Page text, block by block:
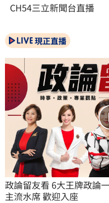
CH54三立新聞台直播
現正直播
政論留友看 6大王牌政論
主流水席 歡迎入座